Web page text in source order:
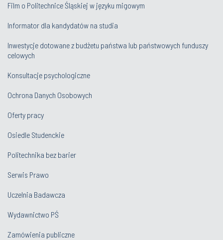
Film o Politechnice Śląskiej w języku migowym
Informator dla kandydatów na studia
Inwestycje dotowane z budżetu państwa lub państwowych funduszy
celowych
Konsultacje psychologiczne
Ochrona Danych Osobowych
Oferty pracy
Osiedle Studenckie
Politechnika bez barier
Serwis Prawo
Uczelnia Badawcza
Wydawnictwo PŚ
Zamówienia publiczne